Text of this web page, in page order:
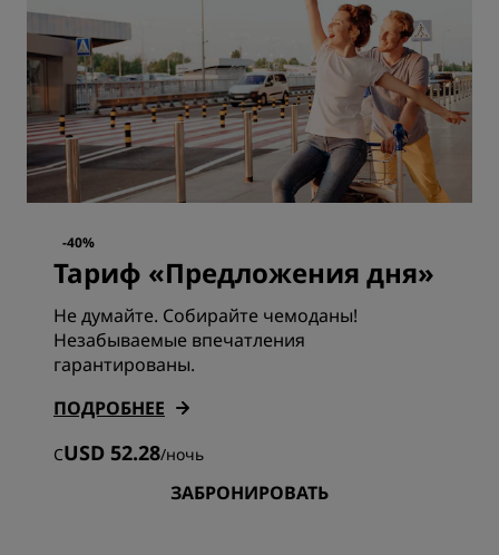
-40%
Тариф «Предложения дня»
Не думайте. Собирайте чемоданы!
Незабываемые впечатления
гарантированы.
ПОДРОБНЕЕ
СUSD 52.28/ночь
ЗАБРОНИРОВАТЬ